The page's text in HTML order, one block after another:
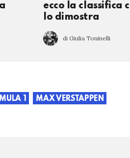
ecco la classifica
lo dimostra
di Giulia Toninelli
1 MAX VERSTAPPEN